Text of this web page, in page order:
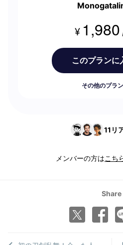
¥ 1,980
このプランに
その他のプラ
11 リ
メンバーの方はこち
Share